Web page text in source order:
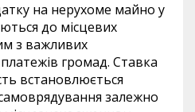
на нерухоме майно у
до місцевих
з важливих
громад. Ставка
встановлюється
залежно